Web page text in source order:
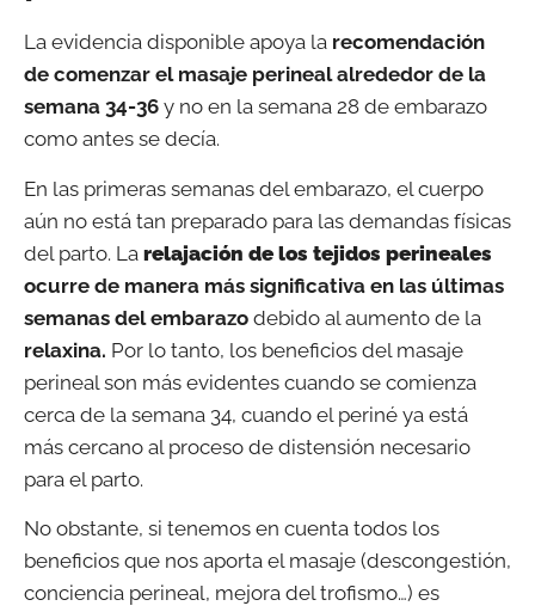
La evidencia disponible apoya la recomendación
de comenzar el masaje perineal alrededor de la
semana 34-36 y no en la semana 28 de embarazo
como antes se decía.
En las primeras semanas del embarazo, el cuerpo
aún no está tan preparado para las demandas físicas
del parto. La relajación de los tejidos perineales
ocurre de manera más significativa en las últimas
semanas del embarazo debido al aumento de la
relaxina. Por lo tanto, los beneficios del masaje
perineal son más evidentes cuando se comienza
cerca de la semana 34, cuando el periné ya está
más cercano al proceso de distensión necesario
para el parto.
No obstante, si tenemos en cuenta todos los
beneficios que nos aporta el masaje (descongestión,
conciencia perineal, mejora del trofismo…) es